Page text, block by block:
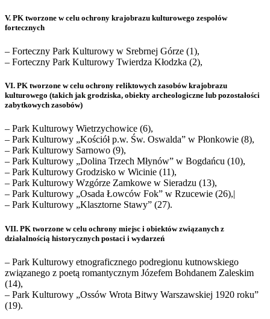
V. PK tworzone w celu ochrony krajobrazu kulturowego zespołów
fortecznych
– Forteczny Park Kulturowy w Srebrnej Górze (1),
– Forteczny Park Kulturowy Twierdza Kłodzka (2),
VI. PK tworzone w celu ochrony reliktowych zasobów krajobrazu
kulturowego (takich jak grodziska, obiekty archeologiczne lub pozostałości
zabytkowych zasobów)
– Park Kulturowy Wietrzychowice (6),
– Park Kulturowy „Kościół p.w. Św. Oswalda” w Płonkowie (8),
– Park Kulturowy Sarnowo (9),
– Park Kulturowy „Dolina Trzech Młynów” w Bogdańcu (10),
– Park Kulturowy Grodzisko w Wicinie (11),
– Park Kulturowy Wzgórze Zamkowe w Sieradzu (13),
– Park Kulturowy „Osada Łowców Fok” w Rzucewie (26),|
– Park Kulturowy „Klasztorne Stawy” (27).
VII. PK tworzone w celu ochrony miejsc i obiektów związanych z
działalnością historycznych postaci i wydarzeń
– Park Kulturowy etnograficznego podregionu kutnowskiego
związanego z poetą romantycznym Józefem Bohdanem Zaleskim
(14),
– Park Kulturowy „Ossów Wrota Bitwy Warszawskiej 1920 roku”
(19).